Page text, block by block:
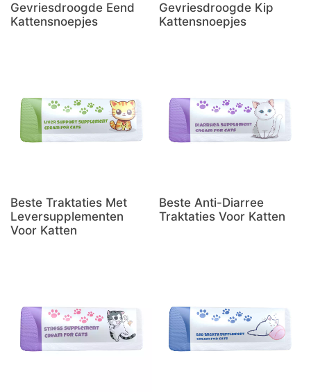
Gevriesdroogde Eend
Kattensnoepjes
Gevriesdroogde Kip
Kattensnoepjes
Beste Traktaties Met
Leversupplementen
Voor Katten
Beste Anti-Diarree
Traktaties Voor Katten